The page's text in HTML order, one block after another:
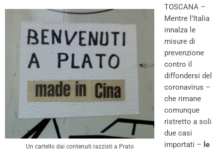
Un cartello dai contenuti razzisti a Prato
TOSCANA –
Mentre l’Italia
innalza le
misure di
prevenzione
contro il
diffondersi del
coronavirus –
che rimane
comunque
ristretto a soli
due casi
importati – le